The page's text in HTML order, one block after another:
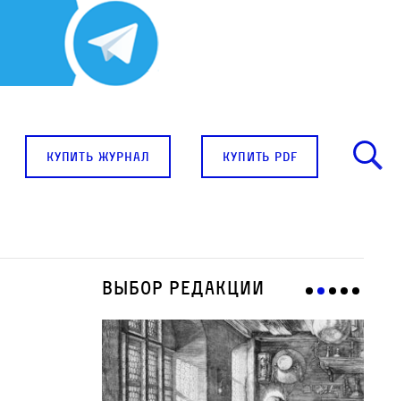
купить журнал купить pdf
Выбор редакции